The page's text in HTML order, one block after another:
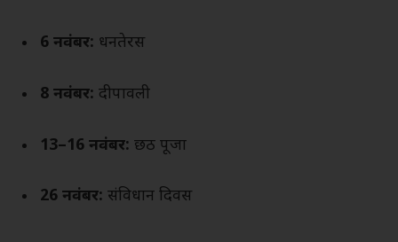
6 नवंबर: धनतेरस
8 नवंबर: दीपावली
13–16 नवंबर: छठ पूजा
26 नवंबर: संविधान दिवस